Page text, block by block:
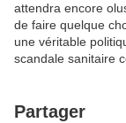
attendra encore
de faire quelque
une véritable
scandale sanitaire
Partager